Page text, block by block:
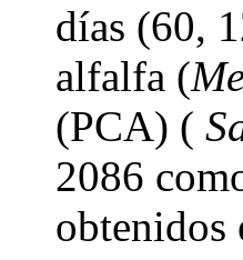
días (60,
alfalfa (
(PCA) (
2086
obtenidos